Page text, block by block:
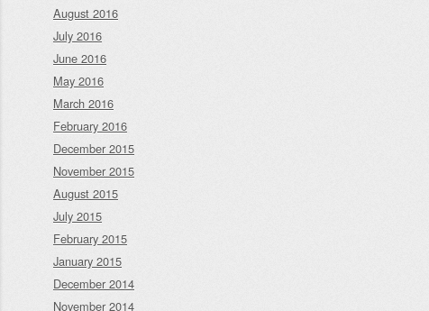
August 2016
July 2016
June 2016
May 2016
March 2016
February 2016
December 2015
November 2015
August 2015
July 2015
February 2015
January 2015
December 2014
November 2014